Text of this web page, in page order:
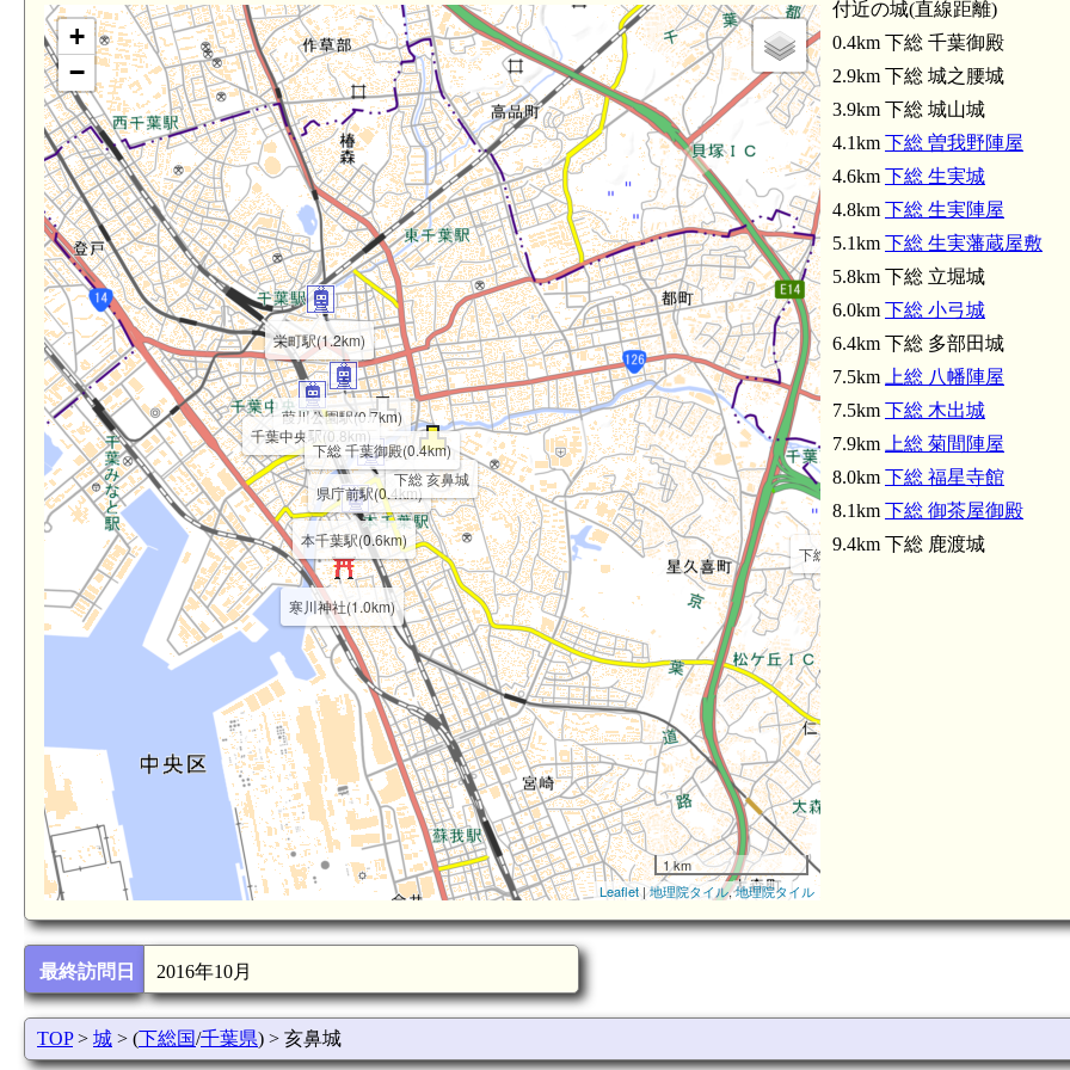
県庁前駅(0.4km)
本千葉駅(0.6km)
葭川公園駅(0.7km)
千葉中央駅(0.8km)
栄町駅(1.2km)
寒川神社(1.0km)
下総 亥鼻城
下総 千葉御殿(0.4km)
下総 城之腰城(2.9km)
+
−
1 km
Leaflet | 地理院タイル,地理院タイル
付近の城(直線距離)
0.4km 下総 千葉御殿
2.9km 下総 城之腰城
3.9km 下総 城山城
4.1km 下総 曽我野陣屋
4.6km 下総 生実城
4.8km 下総 生実陣屋
5.1km 下総 生実藩蔵屋敷
5.8km 下総 立堀城
6.0km 下総 小弓城
6.4km 下総 多部田城
7.5km
上総 八幡陣屋
7.5km 下総 木出城
7.9km
上総 菊間陣屋
8.0km 下総 福星寺館
8.1km 下総 御茶屋御殿
9.4km 下総 鹿渡城
最終訪問日 2016年10月
TOP> 城 > (下総国/千葉県) > 亥鼻城